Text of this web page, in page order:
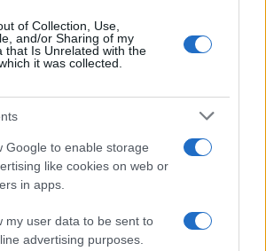
of Collection, Use,
and/or Sharing of my
that Is Unrelated with the
it was collected.
Google to enable storage
like cookies on web or
in apps.
my user data to be sent to
advertising purposes.